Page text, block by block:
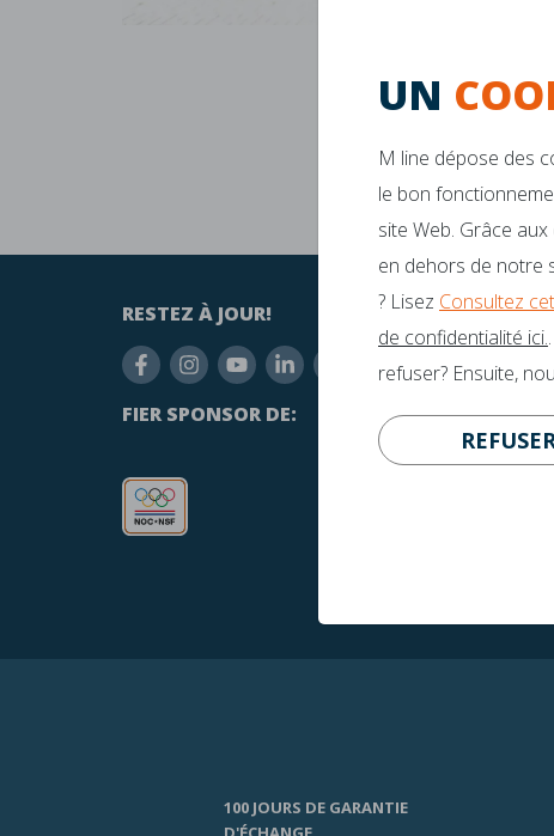
UN
M line dépose des
le bon
site Web. Grâce
en dehors de notre
? Lisez Consultez
de confidentialité ici.
refuser? Ensuite,
RESTEZ À JOUR!
FIER SPONSOR DE:
AVEZ-
100 JOURS DE GARANTIE